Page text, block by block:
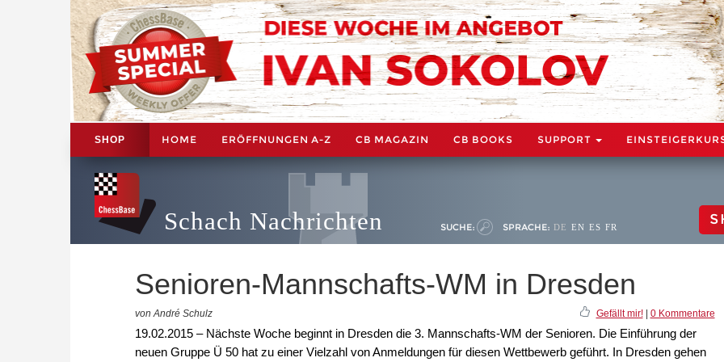
SHOP HOME ERÖFFNUNGEN A-Z CB MAGAZIN CB BOOKS SUPPORT
Schach Nachrichten SUCHE: SPRACHE: DE EN ES FR
Senioren-Mannschafts-WM in Dresden
von André Schulz Gefällt mir!| 0 Kommentare
19.02.2015 – Nächste Woche beginnt in Dresden die 3. Mannschafts-WM der Senioren. Die Einführung der
neuen Gruppe Ü 50 hat zu einer Vielzahl von Anmeldungen für diesen Wettbewerb geführt. In Dresden gehen